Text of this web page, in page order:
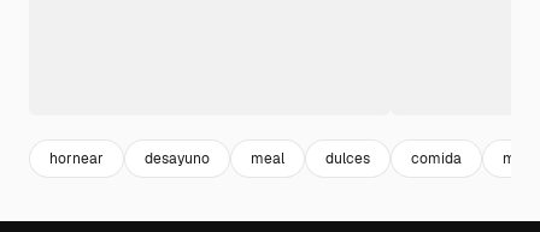
hornear desayuno meal dulces comida mint